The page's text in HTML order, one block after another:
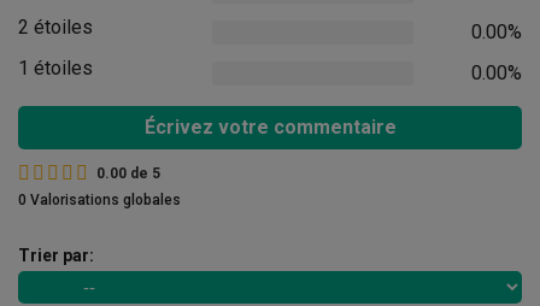
2 étoiles
0.00%
1 étoiles
0.00%
Écrivez votre commentaire
0.00 de 5
0 Valorisations globales
Trier par: